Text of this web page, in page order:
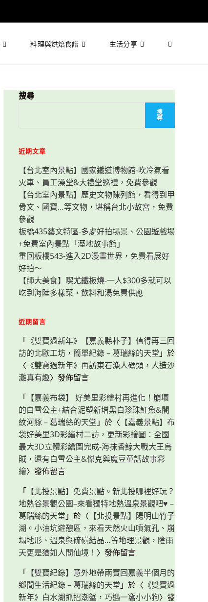
料理與烘焙食譜 生活分享 Toggle
search
搜尋
搜
尋
近期文章
【台北室內景點】國家鐵道博物館-吹冷氣看
火車、員工澡堂&大禮堂巡禮，免費參觀
【台北室內景點】歷史文物陳列館，看得到甲
骨文、國寶…等文物，堪稱台北小故宮，免費
參觀
板橋435藝文特區-多處好拍場景、公園遊戲場
+免費室內景點「溼地故事館」
重回板橋543-進入2D漫畫世界，免費看展好
好拍～
【師大美食】喫尤鐵板燒-一人$300多就可以
吃到海陸多樣菜，飲料和湯免費供應
近期留言
「 《雙寶過新年》【嘉義縣朴子】值得再三回
訪的北歐工坊，簡單紀錄 – 葛瑞絲的天堂 」於
〈 《雙寶過新年》再訪東石漁人碼頭，人造沙
灘真有趣〉發佈留言
「 【嘉義布袋】 好美里彩繪村再進化！崩壞
的白雪公主+結合泥塑新增黑白珍珠魟魚&闇
紋河豚 – 葛瑞絲的天堂 」於〈 【嘉義景點】布
袋好美里3D彩繪村二訪，更新彩繪圖：全國
最大3D立體彩繪圖完成-海抹香鯨大戰大王烏
賊，還有白雪公主&傑克與魔豆童話故事彩
繪〉發佈留言
「 【北投景點】免費景點。新北投哪裡好玩？
地熱谷景觀公園–來看獨特地熱溫泉景觀吧♥ –
葛瑞絲的天堂 」於〈 【北投景點】陽明山竹子
湖。小油坑遊憩區，來看天然火山噴氣孔、崩
塌地形、溫泉與硫磺結晶…等地理景觀，陰雨
天更是猶如人間仙境！ 〉發佈留言
「 【雙寶紀錄】意外地帶兩寶回嘉義半個月的
鄉間生活紀錄 – 葛瑞絲的天堂 」於〈 《雙寶過
新年》白水湖抓招潮蟹，巧遇一窩小小狗〉發